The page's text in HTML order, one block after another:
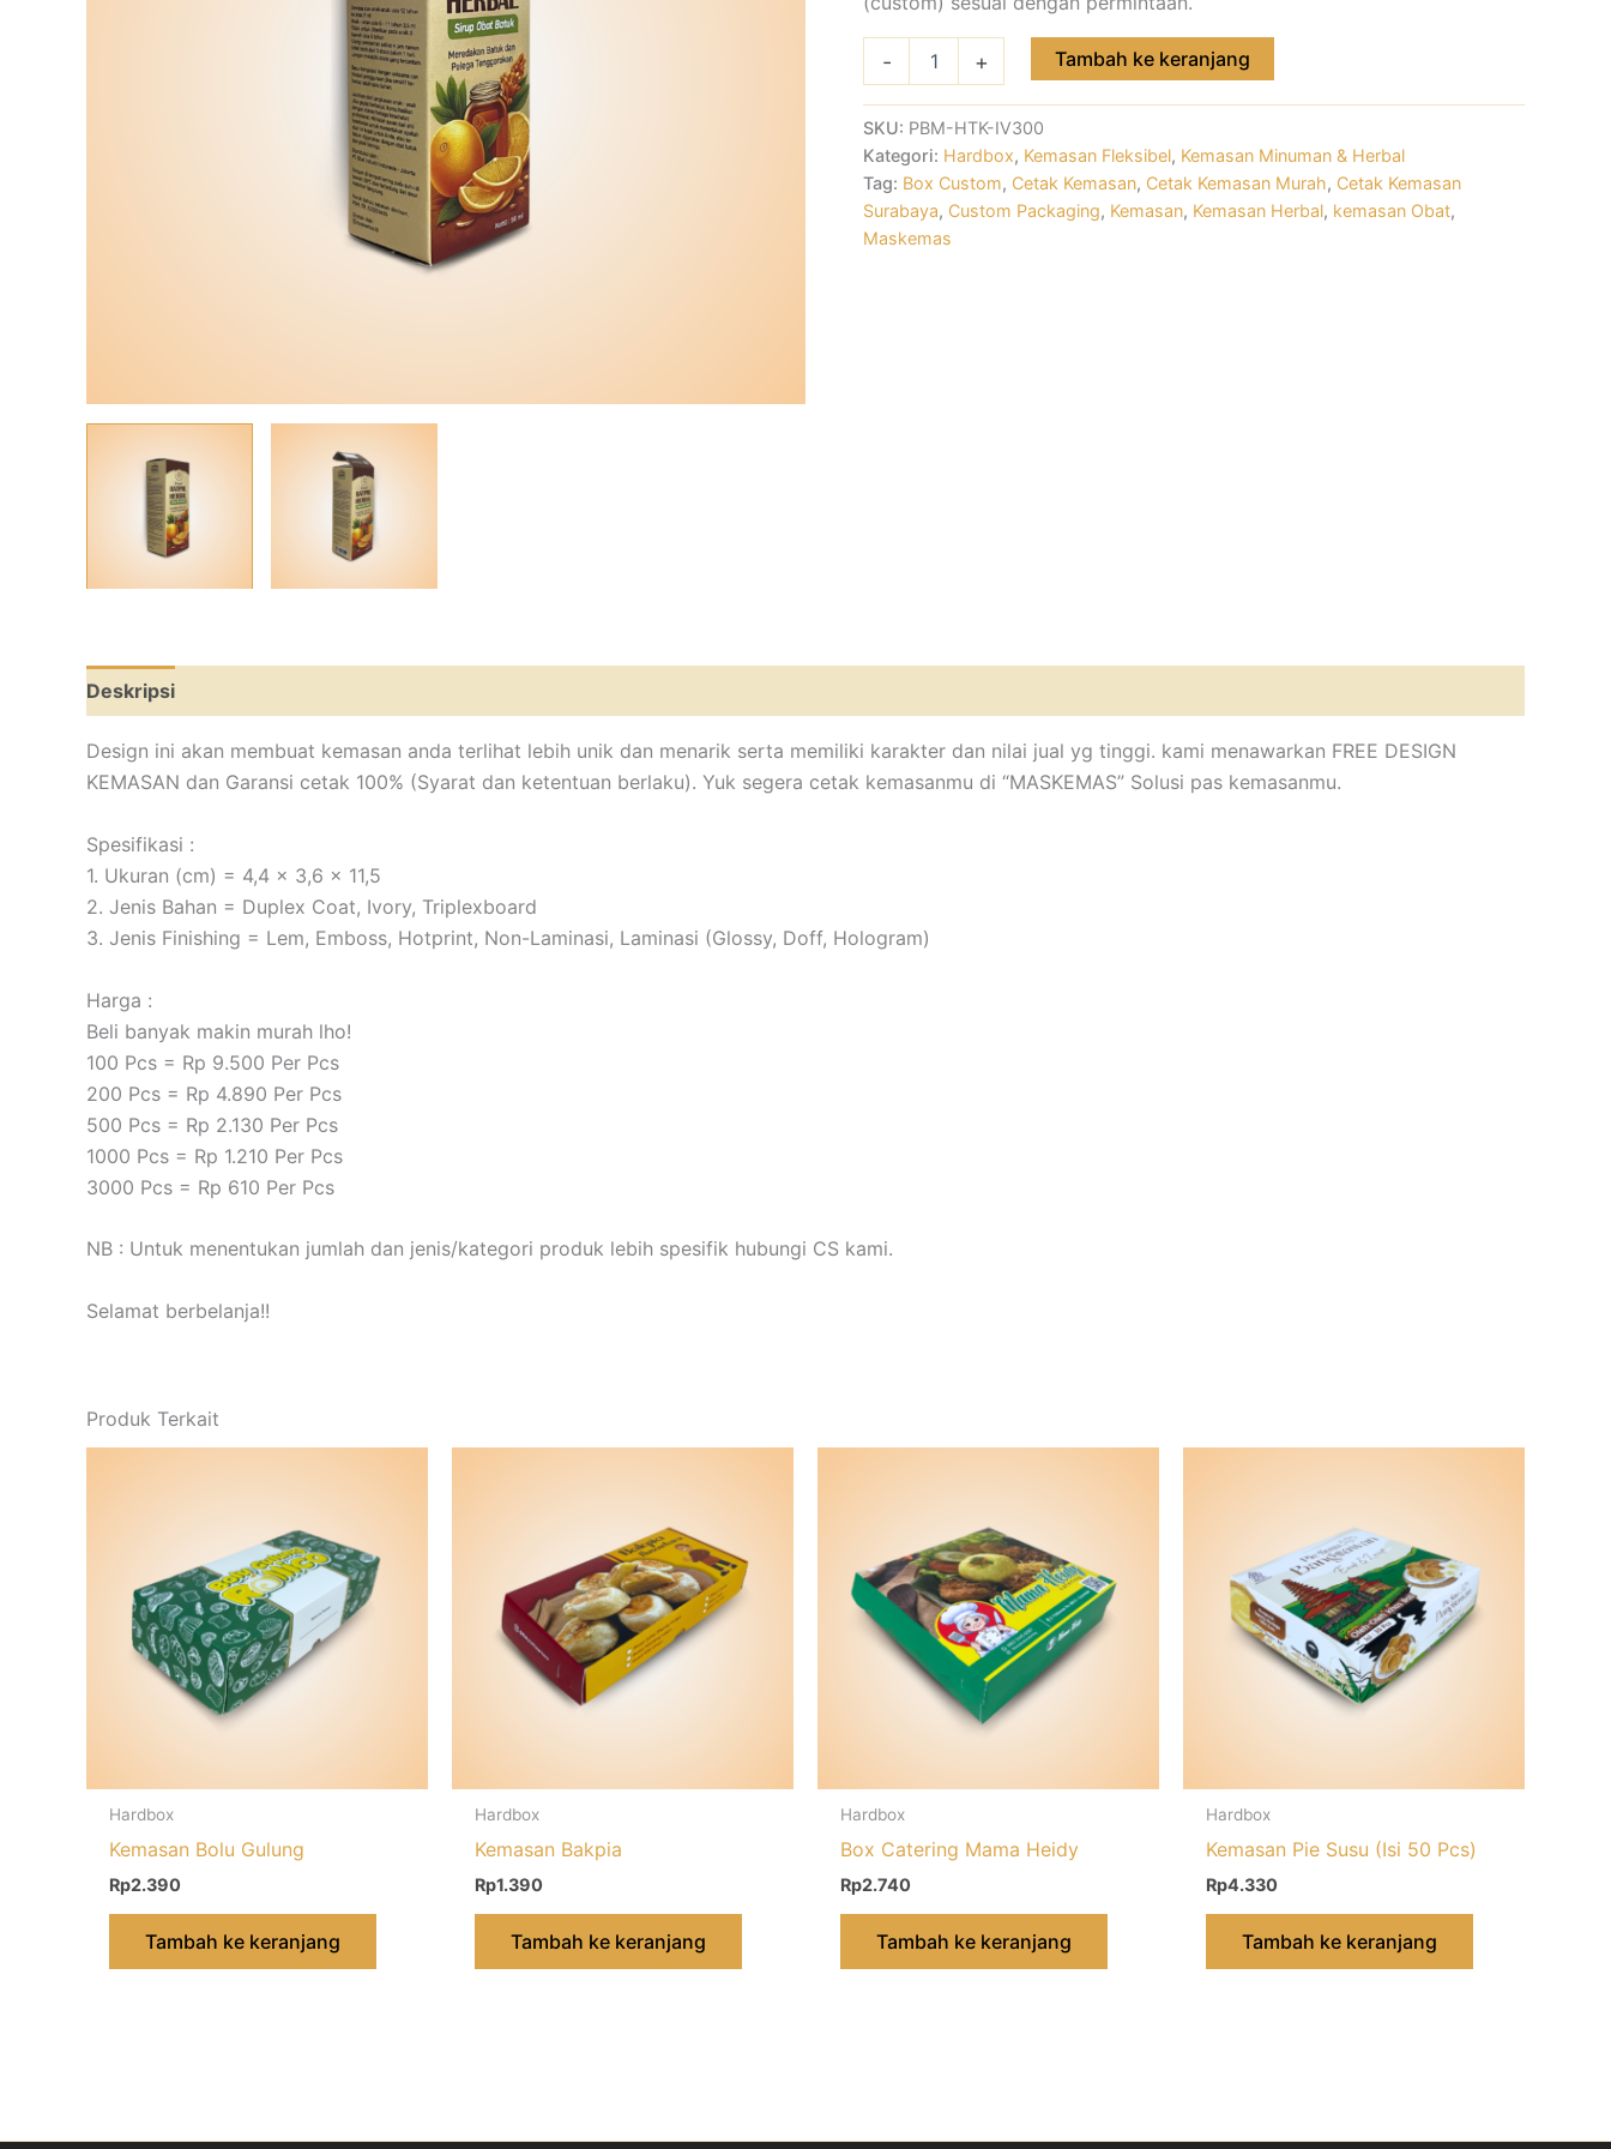
- + Tambah ke keranjang
SKU: PBM-HTK-IV300
Kategori: Hardbox, Kemasan Fleksibel, Kemasan Minuman & Herbal
Tag: Box Custom, Cetak Kemasan, Cetak Kemasan Murah, Cetak Kemasan
Surabaya, Custom Packaging, Kemasan, Kemasan Herbal, kemasan Obat,
Maskemas
Deskripsi
Design ini akan membuat kemasan anda terlihat lebih unik dan menarik serta memiliki karakter dan nilai jual yg tinggi. kami menawarkan FREE DESIGN
KEMASAN dan Garansi cetak 100% (Syarat dan ketentuan berlaku). Yuk segera cetak kemasanmu di “MASKEMAS” Solusi pas kemasanmu.
Spesifikasi :
1. Ukuran (cm) = 4,4 x 3,6 x 11,5
2. Jenis Bahan = Duplex Coat, Ivory, Triplexboard
3. Jenis Finishing = Lem, Emboss, Hotprint, Non-Laminasi, Laminasi (Glossy, Doff, Hologram)
Harga :
Beli banyak makin murah lho!
100 Pcs = Rp 9.500 Per Pcs
200 Pcs = Rp 4.890 Per Pcs
500 Pcs = Rp 2.130 Per Pcs
1000 Pcs = Rp 1.210 Per Pcs
3000 Pcs = Rp 610 Per Pcs
NB : Untuk menentukan jumlah dan jenis/kategori produk lebih spesifik hubungi CS kami.
Selamat berbelanja!!
Produk Terkait
Hardbox
Kemasan Bolu Gulung
Rp2.390
Tambah ke keranjang
Hardbox
Kemasan Bakpia
Rp1.390
Tambah ke keranjang
Hardbox
Box Catering Mama Heidy
Rp2.740
Tambah ke keranjang
Hardbox
Kemasan Pie Susu (Isi 50 Pcs)
Rp4.330
Tambah ke keranjang